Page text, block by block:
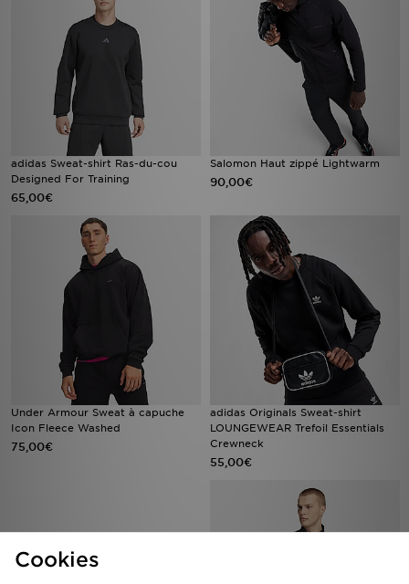
adidas Sweat-shirt Ras-du-cou
Designed For Training
65,00€
Salomon Haut zippé Lightwarm
90,00€
Under Armour Sweat à capuche
Icon Fleece Washed
75,00€
adidas Originals Sweat-shirt
LOUNGEWEAR Trefoil Essentials
Crewneck
55,00€
Cookies